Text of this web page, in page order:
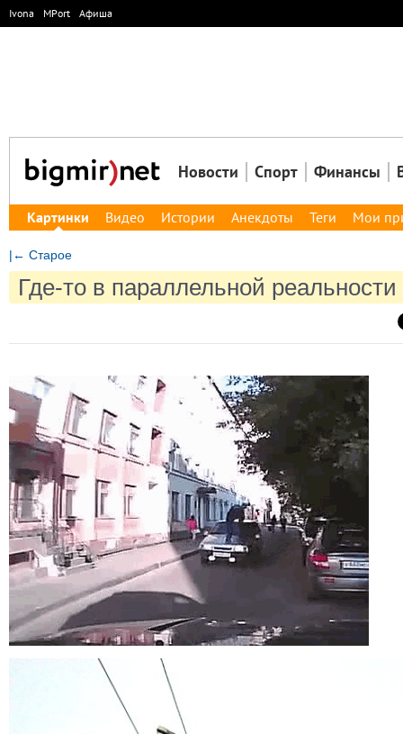
Ivona MPort Афиша
Новости Спорт Финансы
Картинки Видео Истории Анекдоты Теги Мои
|← Старое
Где-то в параллельной реальности